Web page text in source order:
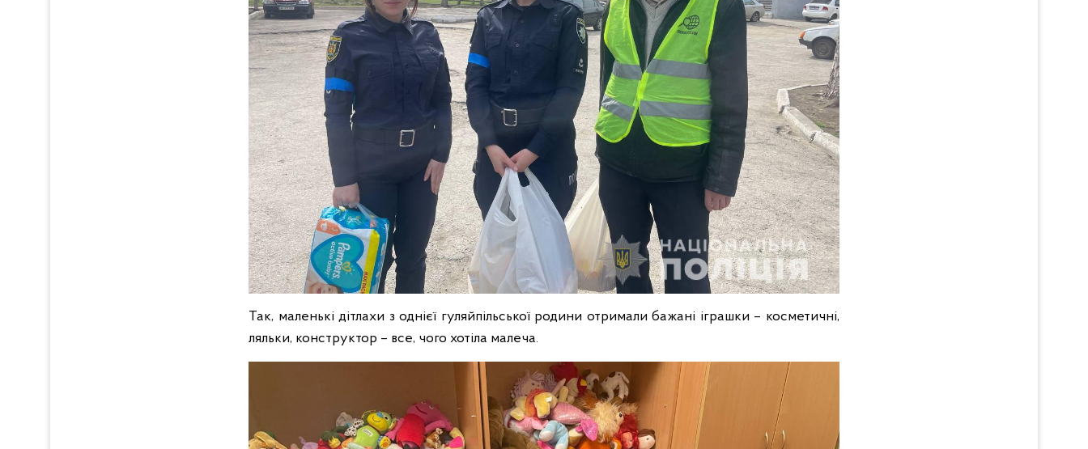
Так, маленькі дітлахи з однієї гуляйпільської родини отримали бажані іграшки – косметичні,
ляльки, конструктор – все, чого хотіла малеча.